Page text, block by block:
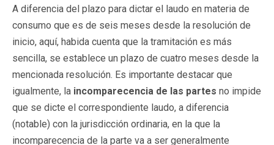
A diferencia del plazo para dictar el laudo en materia de
consumo que es de seis meses desde la resolución de
inicio, aquí, habida cuenta que la tramitación es más
sencilla, se establece un plazo de cuatro meses desde la
mencionada resolución. Es importante destacar que
igualmente, la incomparecencia de las partes no impide
que se dicte el correspondiente laudo, a diferencia
(notable) con la jurisdicción ordinaria, en la que la
incomparecencia de la parte va a ser generalmente